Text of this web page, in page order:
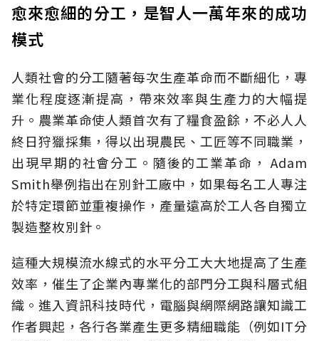
愈來愈細的分工，是智人一萬年來的成功
模式
人類社會的分工隨著每次生產革命而不斷細化，專
業化程度逐漸提高，帶來效率與生產力的大幅提
升。農業革命使人類首次有了糧食盈餘，不必人人
終日狩獵採集，得以出現農民、工匠等不同職業，
出現早期的社會分工。隨後的工業革命， Adam
Smith舉例指出在別針工廠中，如果每名工人專注
於特定環節並重複操作，產量遠高於工人各自獨立
製造整枚別針。
這種大規模流水線式的水平分工大大地提高了生產
效率，催生了企業內專業化的部門分工與科層式組
織。進入資訊科技時代，電腦與網際網路讓知識工
作者興起，各行各業產生更多精細職能（例如IT分